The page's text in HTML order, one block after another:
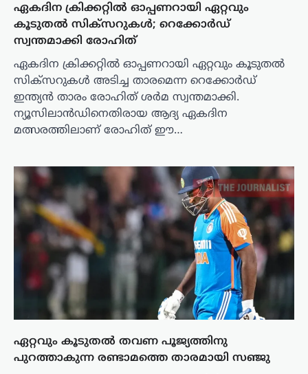
ഏകദിന ക്രിക്കറ്റിൽ ഓപ്പണറായി ഏറ്റവും
കൂടുതൽ സിക്‌സറുകൾ; റെക്കോർഡ്
സ്വന്തമാക്കി രോഹിത്
ഏകദിന ക്രിക്കറ്റിൽ ഓപ്പണറായി ഏറ്റവും കൂടുതൽ
സിക്‌സറുകൾ അടിച്ച താരമെന്ന റെക്കോർഡ്
ഇന്ത്യൻ താരം രോഹിത് ശർമ സ്വന്തമാക്കി.
ന്യൂസിലാൻഡിനെതിരായ ആദ്യ ഏകദിന
മത്സരത്തിലാണ് രോഹിത് ഈ…
ഏറ്റവും കൂടുതൽ തവണ പൂജ്യത്തിനു
പുറത്താകുന്ന രണ്ടാമത്തെ താരമായി സഞ്ജു